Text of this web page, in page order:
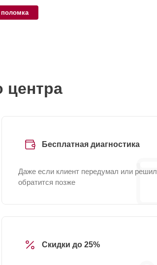
поломка
центра
Бесплатная диагностика
Даже если клиент передумал или решил
обратится позже
Скидки до 25%